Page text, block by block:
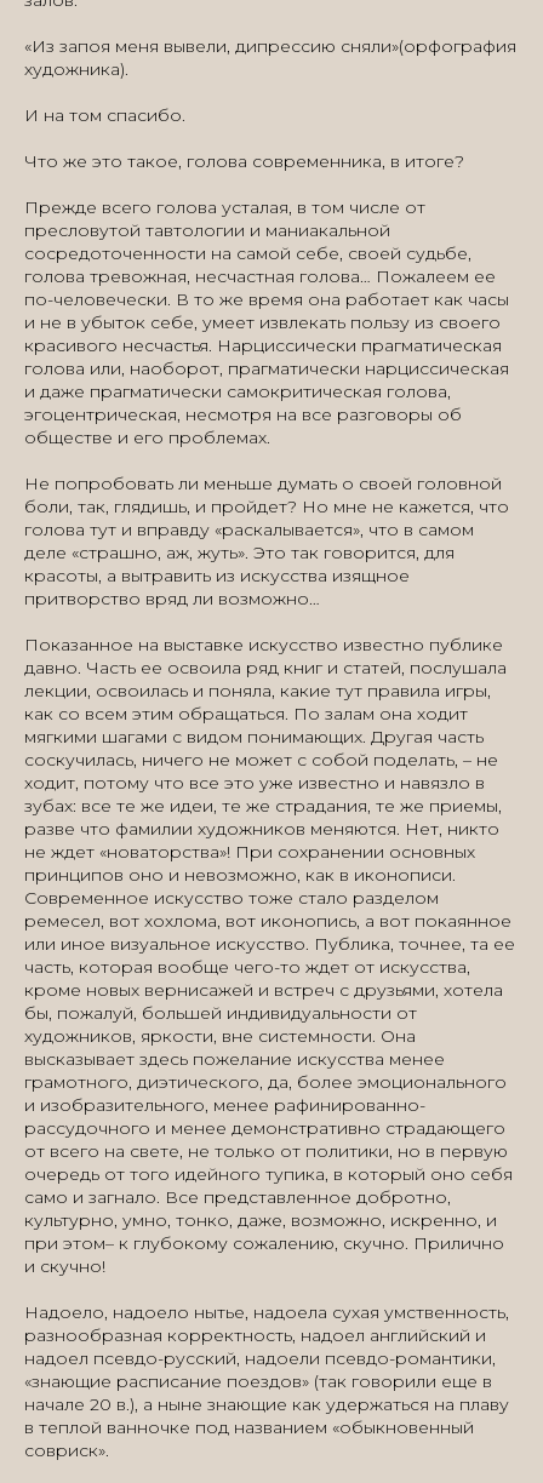
«Из запоя меня вывели, дипрессию сняли»(орфография
художника).
И на том спасибо.
Что же это такое, голова современника, в итоге?
Прежде всего голова усталая, в том числе от
пресловутой тавтологии и маниакальной
сосредоточенности на самой себе, своей судьбе,
голова тревожная, несчастная голова… Пожалеем ее
по-человечески. В то же время она работает как часы
и не в убыток себе, умеет извлекать пользу из своего
красивого несчастья. Нарциссически прагматическая
голова или, наоборот, прагматически нарциссическая
и даже прагматически самокритическая голова,
эгоцентрическая, несмотря на все разговоры об
обществе и его проблемах.
Не попробовать ли меньше думать о своей головной
боли, так, глядишь, и пройдет? Но мне не кажется, что
голова тут и вправду «раскалывается», что в самом
деле «страшно, аж, жуть». Это так говорится, для
красоты, а вытравить из искусства изящное
притворство вряд ли возможно…
Показанное на выставке искусство известно публике
давно. Часть ее освоила ряд книг и статей, послушала
лекции, освоилась и поняла, какие тут правила игры,
как со всем этим обращаться. По залам она ходит
мягкими шагами с видом понимающих. Другая часть
соскучилась, ничего не может с собой поделать, – не
ходит, потому что все это уже известно и навязло в
зубах: все те же идеи, те же страдания, те же приемы,
разве что фамилии художников меняются. Нет, никто
не ждет «новаторства»! При сохранении основных
принципов оно и невозможно, как в иконописи.
Современное искусство тоже стало разделом
ремесел, вот хохлома, вот иконопись, а вот покаянное
или иное визуальное искусство. Публика, точнее, та ее
часть, которая вообще чего-то ждет от искусства,
кроме новых вернисажей и встреч с друзьями, хотела
бы, пожалуй, большей индивидуальности от
художников, яркости, вне системности. Она
высказывает здесь пожелание искусства менее
грамотного, диэтического, да, более эмоционального
и изобразительного, менее рафинированно-
рассудочного и менее демонстративно страдающего
от всего на свете, не только от политики, но в первую
очередь от того идейного тупика, в который оно себя
само и загнало. Все представленное добротно,
культурно, умно, тонко, даже, возможно, искренно, и
при этом– к глубокому сожалению, скучно. Прилично
и скучно!
Надоело, надоело нытье, надоела сухая умственность,
разнообразная корректность, надоел английский и
надоел псевдо-русский, надоели псевдо-романтики,
«знающие расписание поездов» (так говорили еще в
начале 20 в.), а ныне знающие как удержаться на плаву
в теплой ванночке под названием «обыкновенный
совриск».